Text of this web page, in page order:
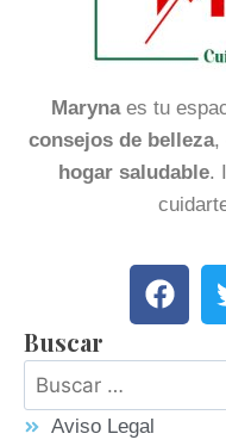
Marynaes tu
consejos de belleza,
hogar saludable.
Buscar
Aviso Legal